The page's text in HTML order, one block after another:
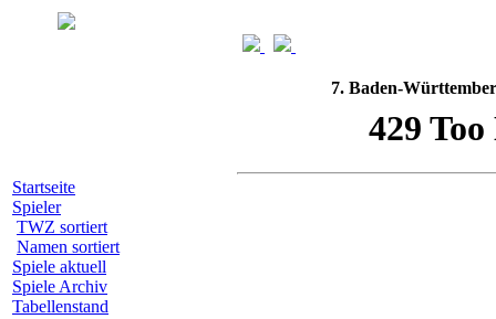
Startseite
Spieler
TWZ sortiert
Namen sortiert
Spiele aktuell
Spiele Archiv
Tabellenstand
7. Baden-